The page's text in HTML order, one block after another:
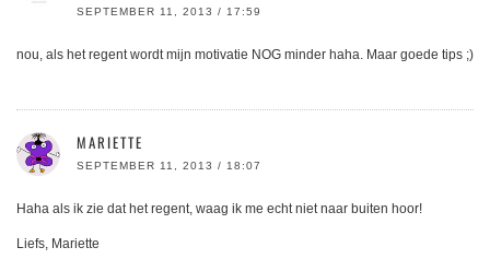
SEPTEMBER 11, 2013 / 17:59
nou, als het regent wordt mijn motivatie NOG minder haha. Maar goede tips ;)
MARIETTE
SEPTEMBER 11, 2013 / 18:07
Haha als ik zie dat het regent, waag ik me echt niet naar buiten hoor!
Liefs, Mariette